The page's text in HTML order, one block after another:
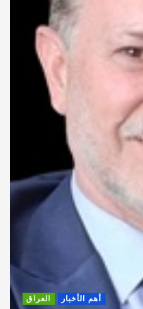
أهم الأخبار العراق